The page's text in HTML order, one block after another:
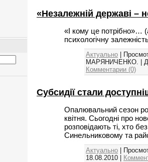
«Незалежній державі –
«І кому це потрібно»…
психологічну
Актуально |
МАРЯНИЧЕНКО. |
Комментарии (0)
Субсидії стали
Опалювальний сезон
квітня. Сьогодні про
розповідають ті, хто
Синельниковому та
Актуально |
18.08.2010 |